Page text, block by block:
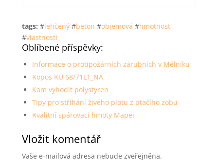
tags: #lehčený#beton #objemová #hmotnost
#vlastnosti
Oblíbené příspěvky:
Informace o protipožárních zárubních v Mělníku
Kopos KU 68/71L1_NA
Kam vyhodit polystyren
Tipy pro stříhání živého plotu z ptačího zobu
Kvalitní spárovací hmoty Mapei
Vložit komentář
Vaše e-mailová adresa nebude zveřejněna.